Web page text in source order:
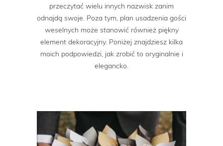
przeczytać wielu innych nazwisk zanim
odnajdą swoje. Poza tym, plan usadzenia gości
weselnych może stanowić również piękny
element dekoracyjny. Poniżej znajdziesz kilka
moich podpowiedzi, jak zrobić to oryginalnie i
elegancko.